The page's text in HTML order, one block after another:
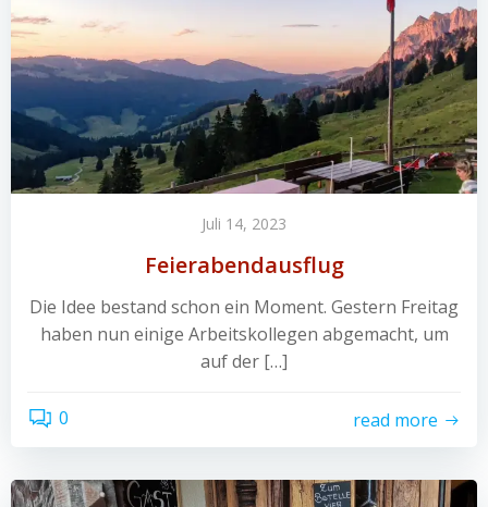
Juli 14, 2023
Feierabendausflug
Die Idee bestand schon ein Moment. Gestern Freitag
haben nun einige Arbeitskollegen abgemacht, um
auf der […]
0 read more